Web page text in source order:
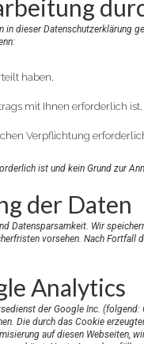
in dieser Datenschutzerklärung
haben,
mit Ihnen erforderlich ist,
Verpflichtung
ist und kein Grund zur
der Daten
Datensparsamkeit. Wir
vorsehen. Nach
Analytics
der Google Inc.
Die durch das Cookie
auf diesen Webseiten,